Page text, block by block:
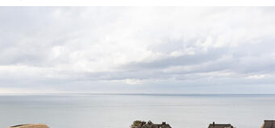
Neubau von
6 Reetdach-
Ferienhäusern
Bauprojekt ansehen